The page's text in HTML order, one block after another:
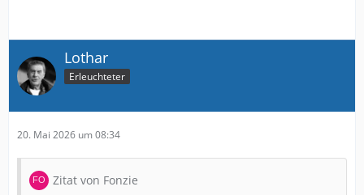
Lothar
Erleuchteter
20. Mai 2026 um 08:34
Zitat von Fonzie